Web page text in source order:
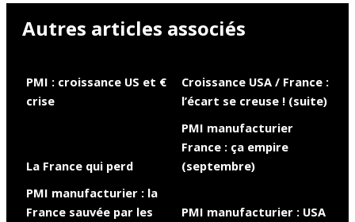
Autres articles associés
PMI : croissance US et €
crise
Croissance USA / France :
l’écart se creuse ! (suite)
La France qui perd
PMI manufacturier
France : ça empire
(septembre)
PMI manufacturier : la
France sauvée par les
PMI manufacturier : USA